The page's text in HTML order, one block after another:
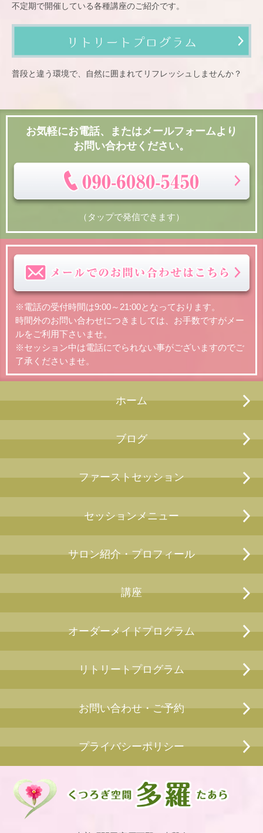
不定期で開催している各種講座のご紹介です。
普段と違う環境で、自然に囲まれてリフレッシュしませんか？
お気軽にお電話、またはメールフォームより
お問い合わせください。
（タップで発信できます）
※電話の受付時間は9:00～21:00となっております。
時間外のお問い合わせにつきましては、お手数ですがメー
ルをご利用下さいませ。
※セッション中は電話にでられない事がございますのでご
了承くださいませ。
ホーム
ブログ
ファーストセッション
セッションメニュー
サロン紹介・プロフィール
講座
オーダーメイドプログラム
リトリートプログラム
お問い合わせ・ご予約
プライバシーポリシー